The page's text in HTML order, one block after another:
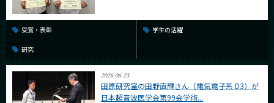
受賞・表彰 学生の活躍
研究
2026.06.23
田原研究室の田野直輝さん（電気電子系 D3）が
日本超音波医学会第99会学術...